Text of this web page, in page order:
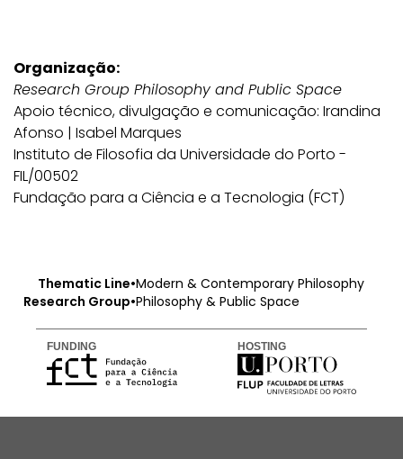
Organização:
Research Group Philosophy and Public Space
Apoio técnico, divulgação e comunicação: Irandina
Afonso | Isabel Marques
Instituto de Filosofia da Universidade do Porto -
FIL/00502
Fundação para a Ciência e a Tecnologia (FCT)
Thematic Line•Modern & Contemporary Philosophy
Research Group•Philosophy & Public Space
FUNDING HOSTING